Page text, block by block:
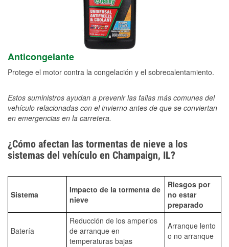
Anticongelante
Protege el motor contra la congelación y el sobrecalentamiento.
Estos suministros ayudan a prevenir las fallas más comunes del
vehículo relacionadas con el invierno antes de que se conviertan
en emergencias en la carretera.
¿Cómo afectan las tormentas de nieve a los
sistemas del vehículo en Champaign, IL?
Sistema
Impacto de la tormenta de
nieve
Riesgos por
no estar
preparado
Batería
Reducción de los amperios
de arranque en
temperaturas bajas
Arranque lento
o no arranque